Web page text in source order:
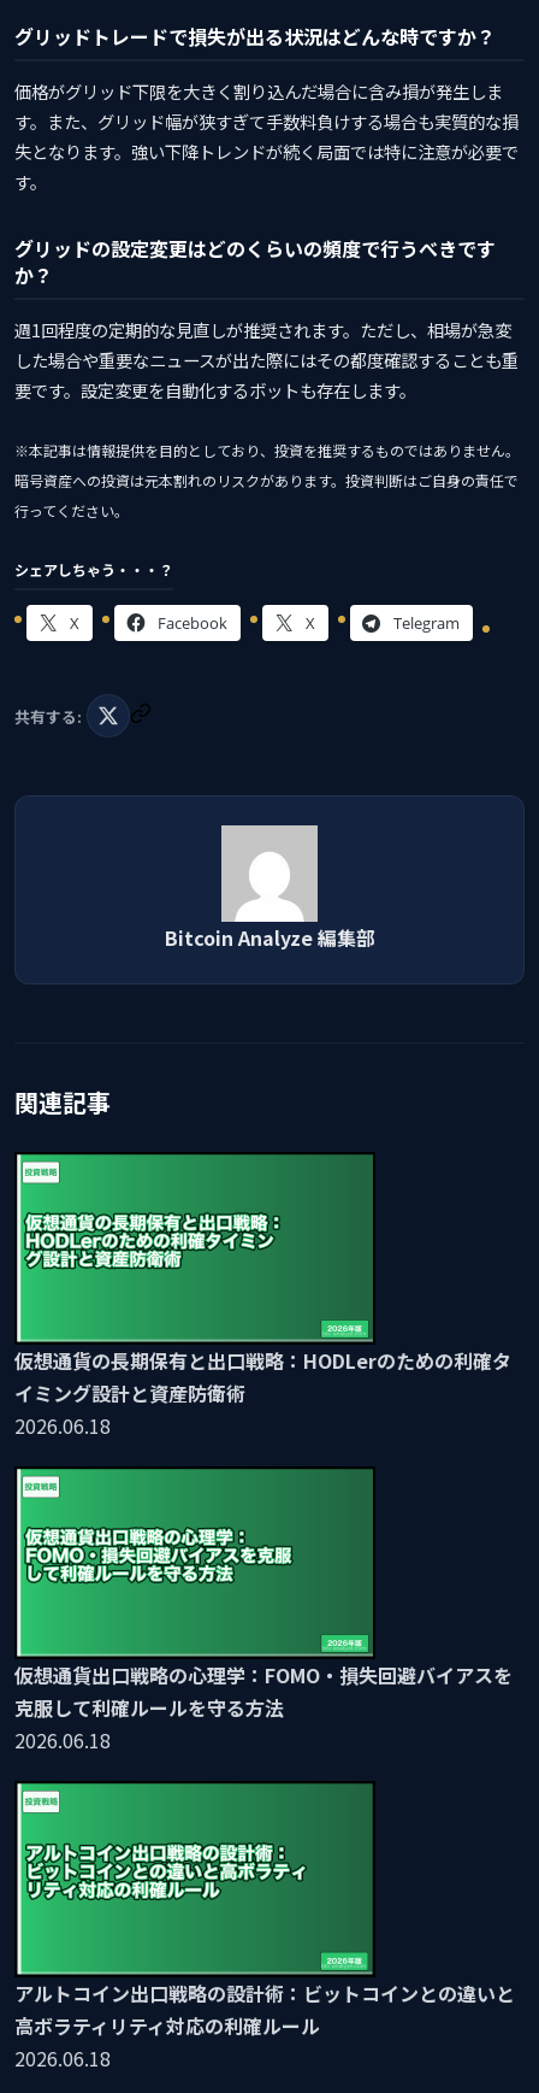
グリッドトレードで損失が出る状況はどんな時ですか？
価格がグリッド下限を大きく割り込んだ場合に含み損が発生しま
す。また、グリッド幅が狭すぎて手数料負けする場合も実質的な損
失となります。強い下降トレンドが続く局面では特に注意が必要で
す。
グリッドの設定変更はどのくらいの頻度で行うべきです
か？
週1回程度の定期的な見直しが推奨されます。ただし、相場が急変
した場合や重要なニュースが出た際にはその都度確認することも重
要です。設定変更を自動化するボットも存在します。
※本記事は情報提供を目的としており、投資を推奨するものではありません。
暗号資産への投資は元本割れのリスクがあります。投資判断はご自身の責任で
行ってください。
シェアしちゃう・・・？
X Facebook X Telegram
共有する:
Bitcoin Analyze 編集部
関連記事
仮想通貨の長期保有と出口戦略：HODLerのための利確タ
イミング設計と資産防衛術
2026.06.18
仮想通貨出口戦略の心理学：FOMO・損失回避バイアスを
克服して利確ルールを守る方法
2026.06.18
アルトコイン出口戦略の設計術：ビットコインとの違いと
高ボラティリティ対応の利確ルール
2026.06.18